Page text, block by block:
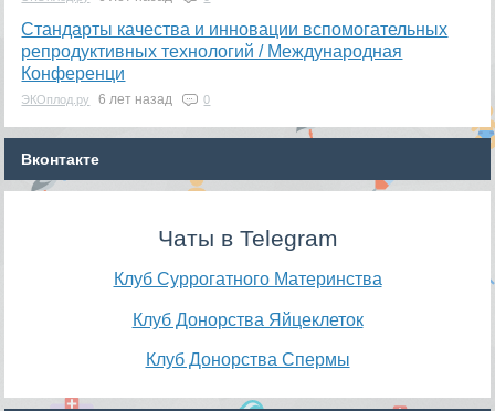
​Стандарты качества и инновации вспомогательных
репродуктивных технологий / Международная
Конференци
ЭКОплод.ру 6 лет назад 0
Вконтакте
Чаты в Telegram
Клуб Суррогатного Материнства
Клуб Донорства Яйцеклеток
Клуб Донорства Спермы